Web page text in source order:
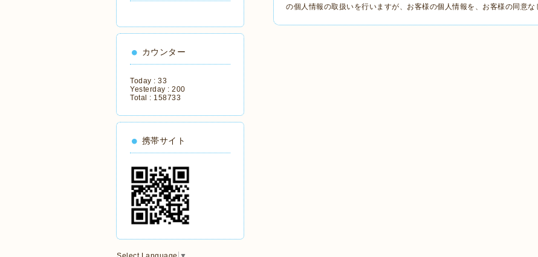
の個人情報の取扱いを行いますが、お客様の個人情報を、お客様の同意な
カウンター
Today : 33
Yesterday : 200
Total : 158733
携帯サイト